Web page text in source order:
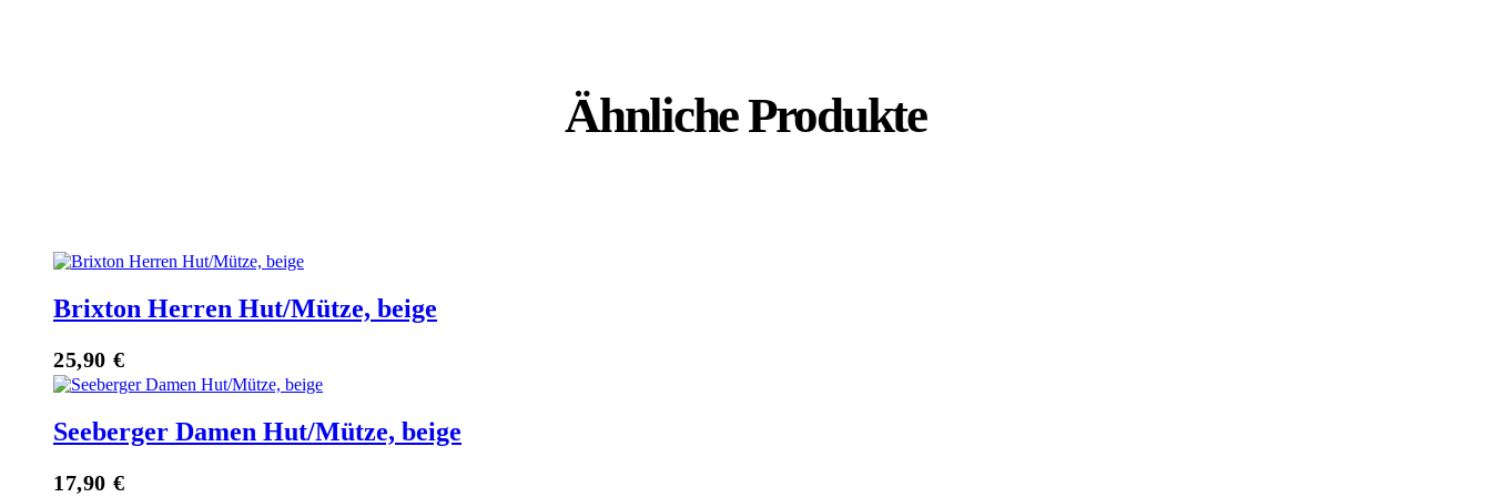
Ähnliche Produkte
Brixton Herren Hut/Mütze, beige
25,90 €
Seeberger Damen Hut/Mütze, beige
17,90 €